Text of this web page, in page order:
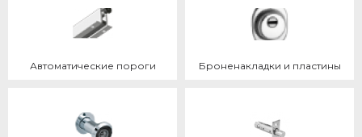
Автоматические пороги Броненакладки и пластины